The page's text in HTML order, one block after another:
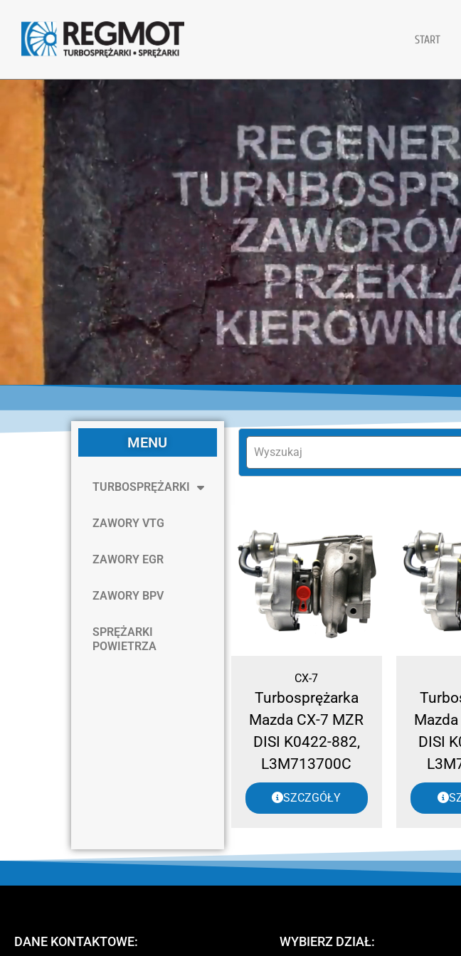
START
MENU
TURBOSPRĘŻARKI
ZAWORY VTG
ZAWORY EGR
ZAWORY BPV
SPRĘŻARKI
POWIETRZA
CX-7
Turbosprężarka
Mazda CX-7 MZR
DISI K0422-882,
L3M713700C
SZCZGÓŁY
DISI
DANE KONTAKTOWE: WYBIERZ DZIAŁ: